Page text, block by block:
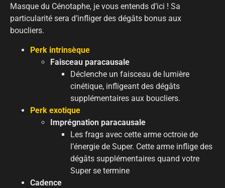
Masque du Cénotaphe, je vous entends d’ici ! Sa
particularité sera d’infliger des dégâts bonus aux
boucliers.
Perk intrinsèque
Faisceau paracausale
Déclenche un faisceau de lumière
cinétique, infligeant des dégâts
supplémentaires aux boucliers.
Perk exotique
Imprégnation paracausale
Les frags avec cette arme octroie de
l’énergie de Super. Cette arme inflige des
dégâts supplémentaires quand votre
Super se termine
Cadence